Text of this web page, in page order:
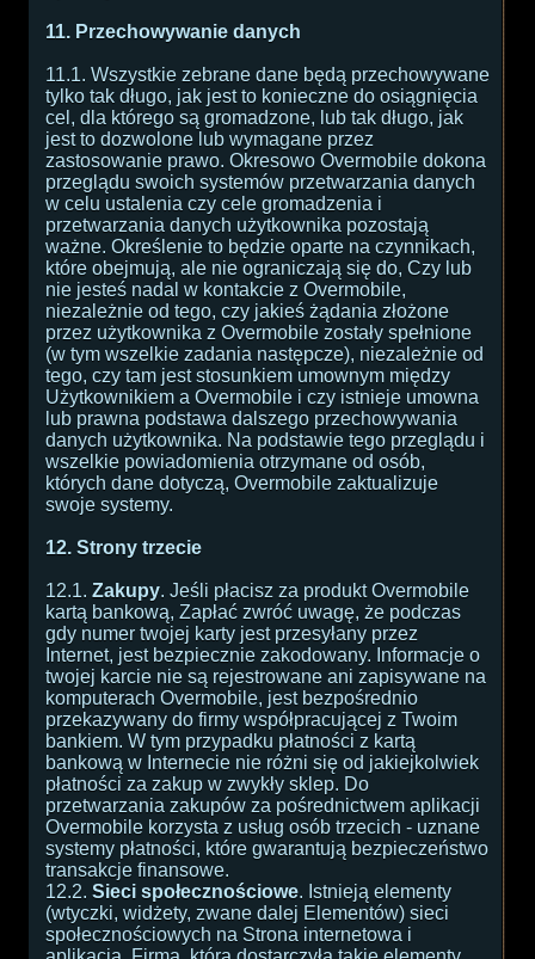
11. Przechowywanie danych
11.1. Wszystkie zebrane dane będą przechowywane
tylko tak długo, jak jest to konieczne do osiągnięcia
cel, dla którego są gromadzone, lub tak długo, jak
jest to dozwolone lub wymagane przez
zastosowanie prawo. Okresowo Overmobile dokona
przeglądu swoich systemów przetwarzania danych
w celu ustalenia czy cele gromadzenia i
przetwarzania danych użytkownika pozostają
ważne. Określenie to będzie oparte na czynnikach,
które obejmują, ale nie ograniczają się do, Czy lub
nie jesteś nadal w kontakcie z Overmobile,
niezależnie od tego, czy jakieś żądania złożone
przez użytkownika z Overmobile zostały spełnione
(w tym wszelkie zadania następcze), niezależnie od
tego, czy tam jest stosunkiem umownym między
Użytkownikiem a Overmobile i czy istnieje umowna
lub prawna podstawa dalszego przechowywania
danych użytkownika. Na podstawie tego przeglądu i
wszelkie powiadomienia otrzymane od osób,
których dane dotyczą, Overmobile zaktualizuje
swoje systemy.
12. Strony trzecie
12.1. Zakupy. Jeśli płacisz za produkt Overmobile
kartą bankową, Zapłać zwróć uwagę, że podczas
gdy numer twojej karty jest przesyłany przez
Internet, jest bezpiecznie zakodowany. Informacje o
twojej karcie nie są rejestrowane ani zapisywane na
komputerach Overmobile, jest bezpośrednio
przekazywany do firmy współpracującej z Twoim
bankiem. W tym przypadku płatności z kartą
bankową w Internecie nie różni się od jakiejkolwiek
płatności za zakup w zwykły sklep. Do
przetwarzania zakupów za pośrednictwem aplikacji
Overmobile korzysta z usług osób trzecich - uznane
systemy płatności, które gwarantują bezpieczeństwo
transakcje finansowe.
12.2. Sieci społecznościowe. Istnieją elementy
(wtyczki, widżety, zwane dalej Elementów) sieci
społecznościowych na Strona internetowa i